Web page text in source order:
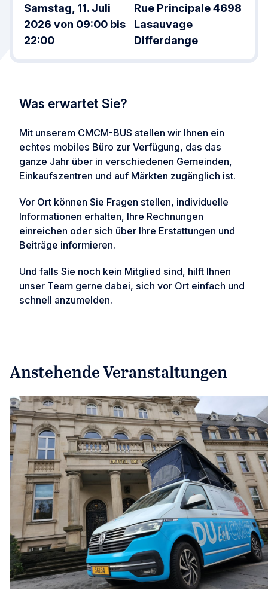
Samstag, 11. Juli
2026 von 09:00 bis
22:00
Rue Principale 4698
Lasauvage
Differdange
Was erwartet Sie?
Mit unserem CMCM-BUS stellen wir Ihnen ein
echtes mobiles Büro zur Verfügung, das das
ganze Jahr über in verschiedenen Gemeinden,
Einkaufszentren und auf Märkten zugänglich ist.
Vor Ort können Sie Fragen stellen, individuelle
Informationen erhalten, Ihre Rechnungen
einreichen oder sich über Ihre Erstattungen und
Beiträge informieren.
Und falls Sie noch kein Mitglied sind, hilft Ihnen
unser Team gerne dabei, sich vor Ort einfach und
schnell anzumelden.
Anstehende Veranstaltungen